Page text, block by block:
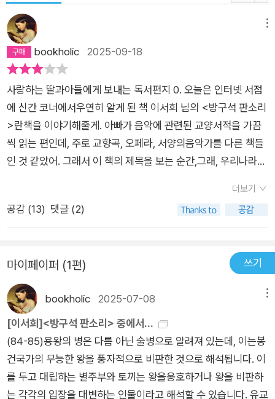
bookholic 2025-09-18
사랑하는 딸과아들에게 보내는 독서편지 0. 오늘은 인터넷 서점
에 신간 코너에서우연히 알게 된 책 이서희 님의 <방구석 판소리
>란책을 이야기해줄게. 아빠가 음악에 관련된 교양서적을 가끔
씩 읽는 편인데, 주로 교향곡, 오페라, 서양의음악가를 다른 책들
인 것 같았어. 그래서 이 책의 제목을 보는 순간,그래, 우리나라에
책이라니… 아빠는 처음 보는것 같고, 물론 판소리에 관한 책도
처음이었단다. 그래서기대를 가득 안고 책을 펼쳤단다. 판소리에
대한 역사와 판소리의 이론적인 내용을 예와 함께 쉽게 설명해줄
것을 기대하면서 말이야.그런데 이 책은 아빠의 예상과다른 성격
의 책이었단다. 판소리의 이론에 대해서는 앞부분에 판소리 용어
해설이라는 코너로 짧게 마치고, 판소리 작품에 초점을 맞추었단
다. 읽다 보니 판소리에 관한 책을읽는 것이 아니고, 판소리의 원
작인 고대 소설의 줄거리를 요약해 주는 책 같았어. 물론 우리나
라 판소리 다섯 마당이 어떤 것들이 있는지도 헛갈려 하는 아빠에
게 판소리 다섯 마당은 <심청가>, <흥부가>, <춘향가>, <수궁
가>, <적벽가>라고 명확히 알려주기도 했지만, 굳이 심청가, 흥
부가, 춘향가의줄거리와 심첨가의 주제가 효와 유교정신이라는
더보기
공감 (13) 댓글 (2)
마이페이퍼 (1편) 쓰기
bookholic 2025-07-08
[이서희]<방구석 판소리> 중에서...
(84-85)용왕의 병은 다름 아닌 술병으로 알려져 있는데, 이는봉
건국가의 무능한 왕을 풍자적으로 비판한 것으로 해석됩니다. 이
를 두고 대립하는 별주부와 토끼는 왕을옹호하거나 왕을 비판하
는 각각의 입장을 대변하는 인물이라고 해석할 수 있습니다. 유교